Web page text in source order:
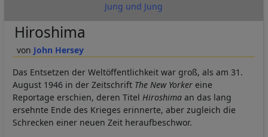
Jung und Jung
John Hersey
Hiroshima
Das Entsetzen der Weltöffentlichkeit war groß, als am 31.
August 1946 in der Zeitschrift The New Yorker eine
Reportage erschien, deren Titel Hiroshima an das lang
ersehnte Ende des Krieges erinnerte, aber zugleich die
Schrecken einer neuen Zeit heraufbeschwor.